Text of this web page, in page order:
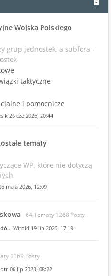
Wojska Polskiego
grup jednostek, a subfora -
taktyczne
i pomocnicze
26 cze 2026, 20:44
tematy
WP, które nie dotyczą
maja 2026, 12:09
64 Tematy 1268 Posty
Witold 19 lip 2026, 17:19
1169 Posty
06 lip 2023, 08:22